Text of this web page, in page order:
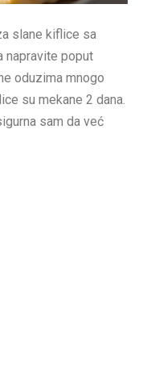
slane kiflice sa
napravite poput
oduzima mnogo
su mekane 2 dana.
sam da već